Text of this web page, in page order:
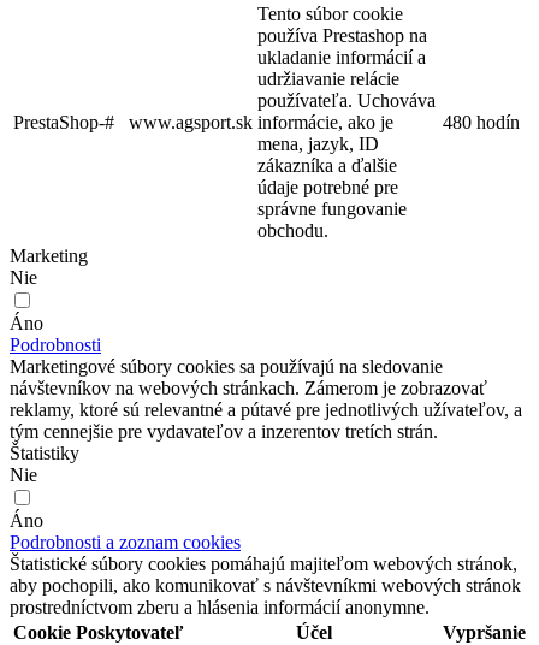
PrestaShop-# www.agsport.sk
Tento súbor cookie
používa Prestashop na
ukladanie informácií a
udržiavanie relácie
používateľa. Uchováva
informácie, ako je
mena, jazyk, ID
zákazníka a ďalšie
údaje potrebné pre
správne fungovanie
obchodu.
480 hodín
Marketing
Nie
Áno
Podrobnosti
Marketingové súbory cookies sa používajú na sledovanie
návštevníkov na webových stránkach. Zámerom je zobrazovať
reklamy, ktoré sú relevantné a pútavé pre jednotlivých užívateľov, a
tým cennejšie pre vydavateľov a inzerentov tretích strán.
Štatistiky
Nie
Áno
Podrobnosti a zoznam cookies
Štatistické súbory cookies pomáhajú majiteľom webových stránok,
aby pochopili, ako komunikovať s návštevníkmi webových stránok
prostredníctvom zberu a hlásenia informácií anonymne.
Cookie Poskytovateľ Účel Vypršanie